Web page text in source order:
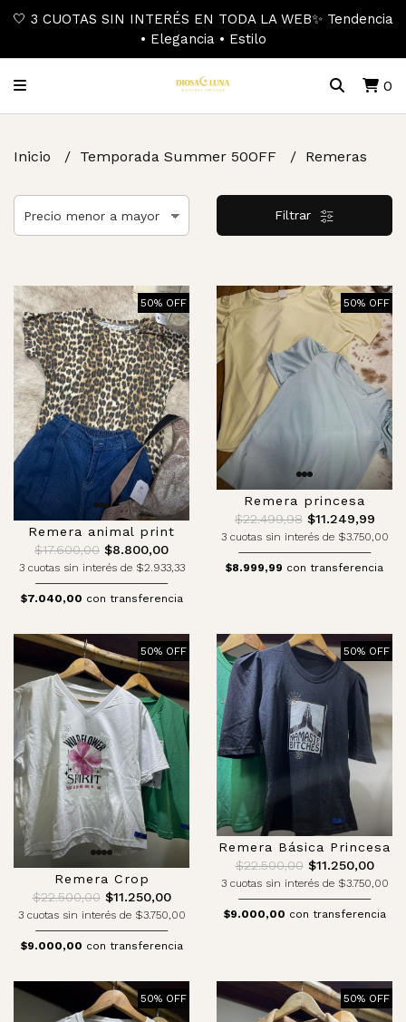
🤍 3 CUOTAS SIN INTERÉS EN TODA LA WEB✨ Tendencia
• Elegancia • Estilo
0
Inicio Temporada Summer 50OFF Remeras
Filtrar
50% OFF
Remera animal print
$17.600,00 $8.800,00
3 cuotas sin interés de $2.933,33
$7.040,00 con transferencia
50% OFF
Remera princesa
$22.499,98$11.249,99
3 cuotas sin interés de $3.750,00
$8.999,99 con transferencia
50% OFF
Remera Crop
$22.500,00$11.250,00
3 cuotas sin interés de $3.750,00
$9.000,00 con transferencia
50% OFF
Remera Básica Princesa
$22.500,00$11.250,00
3 cuotas sin interés de $3.750,00
$9.000,00 con transferencia
50% OFF 50% OFF